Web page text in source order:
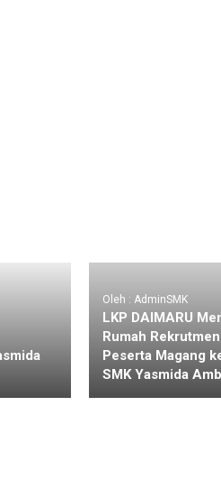
Oleh : AdminSMK
LKP DAIMARU
Rumah
Peserta Magang
SMK Yasmida